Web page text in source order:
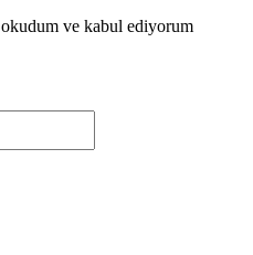
okudum ve kabul ediyorum